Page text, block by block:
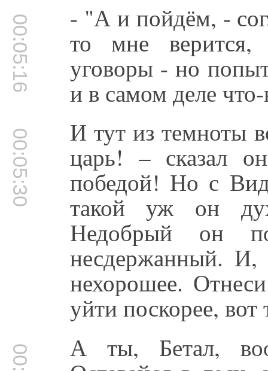
00:05:16 - "А и пойдём, -
то мне
уговоры - но
и в самом деле
00:05:30 И тут из темноты
царь! – сказал
победой! Но с
такой уж он
Недобрый он
несдержанный. И,
нехорошее.
уйти поскорее, вот
А ты, Бетал,